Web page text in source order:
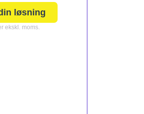
løsning
ekskl. moms.